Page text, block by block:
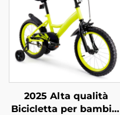
2025 Alta qualità
Bicicletta per bambini